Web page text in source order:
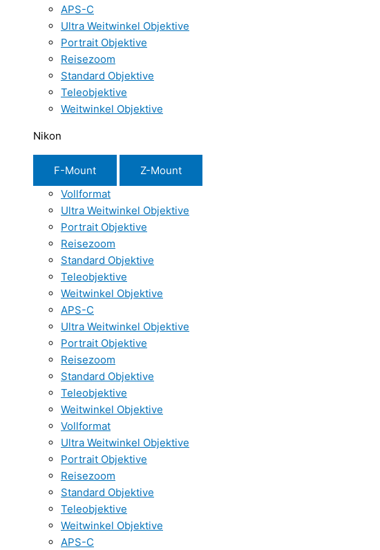
APS-C
Ultra Weitwinkel Objektive
Portrait Objektive
Reisezoom
Standard Objektive
Teleobjektive
Weitwinkel Objektive
Nikon
F-Mount
Z-Mount
Vollformat
Ultra Weitwinkel Objektive
Portrait Objektive
Reisezoom
Standard Objektive
Teleobjektive
Weitwinkel Objektive
APS-C
Ultra Weitwinkel Objektive
Portrait Objektive
Reisezoom
Standard Objektive
Teleobjektive
Weitwinkel Objektive
Vollformat
Ultra Weitwinkel Objektive
Portrait Objektive
Reisezoom
Standard Objektive
Teleobjektive
Weitwinkel Objektive
APS-C